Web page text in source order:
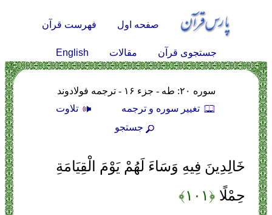
صفحه اول فهرست قرآن
جستجوی قرآن مقالات English
سوره ۲۰: طه - جزء ۱۶ - ترجمه فولادوند
تغيير سوره و ترجمه
تلاوت
جستجو
خَالِدِينَ فِيهِ وَسَاءَ لَهُمْ يَوْمَ الْقِيَامَةِ
حِمْلًا ﴿۱۰۱﴾